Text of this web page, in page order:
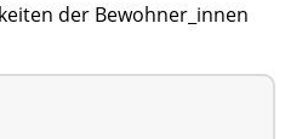
der Bewohner_innen